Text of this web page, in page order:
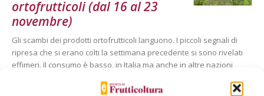
ortofrutticoli (dal 16 al 23
novembre)
Gli scambi dei prodotti ortofrutticoli languono. I piccoli segnali di
ripresa che si erano colti la settimana precedente si sono rivelati
effimeri. Il consumo è basso, in Italia ma anche in altre nazioni
(nelle zone di produzione orticola del Sud della Penisola iberica è